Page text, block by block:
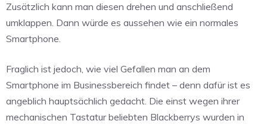
Zusätzlich kann man diesen drehen und anschließend
umklappen. Dann würde es aussehen wie ein normales
Smartphone.
Fraglich ist jedoch, wie viel Gefallen man an dem
Smartphone im Businessbereich findet – denn dafür ist es
angeblich hauptsächlich gedacht. Die einst wegen ihrer
mechanischen Tastatur beliebten Blackberrys wurden in